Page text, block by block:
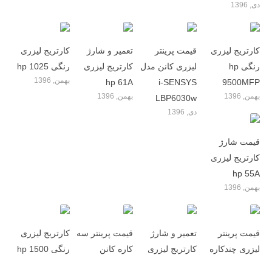
دی, 1396
کارتریج لیزری
رنگی hp 1025
بهمن, 1396
تعمیر و شارژ
کارتریج لیزری
hp 61A
بهمن, 1396
قیمت پرینتر
لیزری کانن مدل
i-SENSYS
LBP6030w
دی, 1396
کارتریج لیزری
رنگی hp
9500MFP
بهمن, 1396
قیمت شارژ
کارتریج لیزری
hp 55A
بهمن, 1396
کارتریج لیزری
رنگی hp 1500
قیمت پرینتر سه
کاره کانن
تعمیر و شارژ
کارتریج لیزری
قیمت پرینتر
لیزری چندکاره